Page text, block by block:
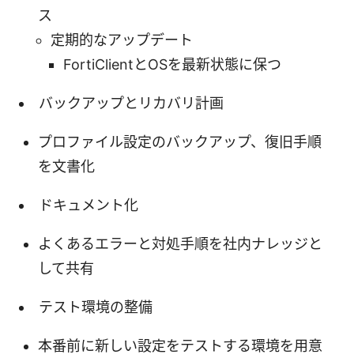
ス
定期的なアップデート
FortiClientとOSを最新状態に保つ
バックアップとリカバリ計画
プロファイル設定のバックアップ、復旧手順
を文書化
ドキュメント化
よくあるエラーと対処手順を社内ナレッジと
して共有
テスト環境の整備
本番前に新しい設定をテストする環境を用意